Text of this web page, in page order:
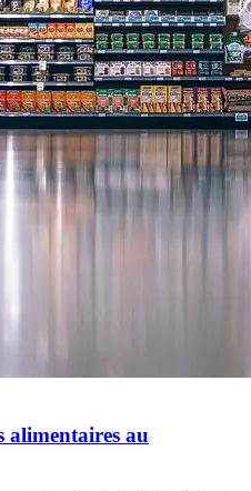
alimentaires au